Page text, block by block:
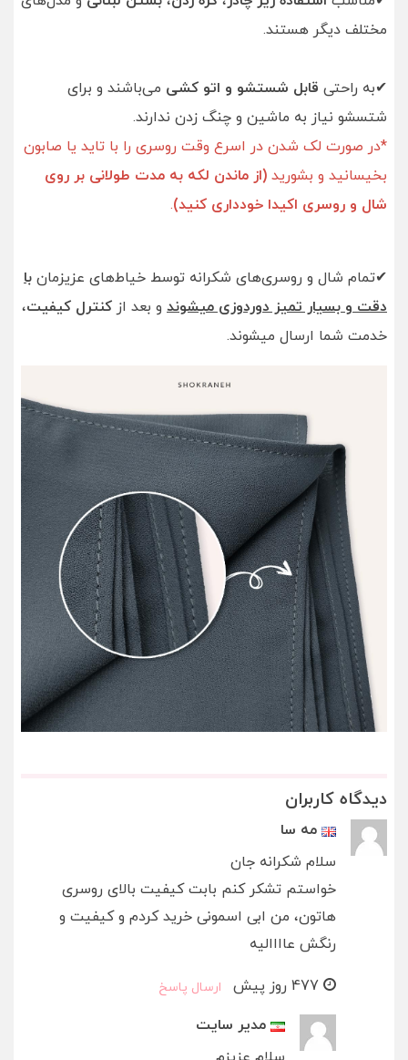
مختلف دیگر هستند.
✔به راحتی قابل شستشو و اتو کشی می‌باشند و برای
شتسشو نیاز به ماشین و چنگ زدن ندارند.
*در صورت لک شدن در اسرع وقت روسری را با تاید یا صابون
بخیسانید و بشورید (از ماندن لکه به مدت طولانی بر روی
شال و روسری اکیدا خودداری کنید).
✔تمام شال و روسری‌های شکرانه توسط خیاط‌های عزیزمان با
دقت و بسیار تمیز دوردوزی میشوند و بعد از کنترل کیفیت،
خدمت شما ارسال میشوند.
دیدگاه کاربران
مه سا
سلام شکرانه جان
خواستم تشکر کنم بابت کیفیت بالای روسری
هاتون، من ابی اسمونی خرید کردم و کیفیت و
رنگش عاااالیه
ارسال پاسخ
مدیر سایت